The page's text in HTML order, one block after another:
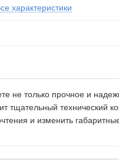
характеристики
не только прочное и
тщательный
и изменить